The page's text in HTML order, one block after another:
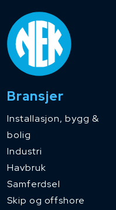
Bransjer
Installasjon, bygg &
bolig
Industri
Havbruk
Samferdsel
Skip og offshore